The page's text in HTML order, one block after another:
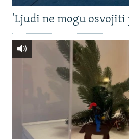
'Ljudi ne mogu osvojiti